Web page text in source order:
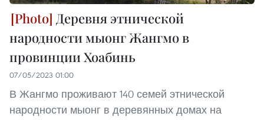
Деревня этнической
народности мыонг Жангмо в
провинции Хоабинь
07/05/2023 01:00
В Жангмо проживают 140 семей этнической
народности мыонг в деревянных домах на